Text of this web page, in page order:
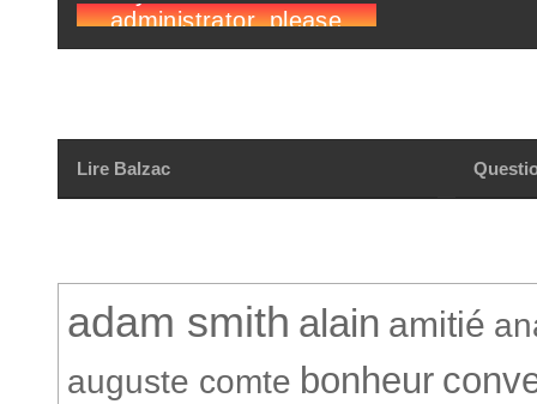
Lire Balzac
adam smith alain amitié
auguste comte bonheur